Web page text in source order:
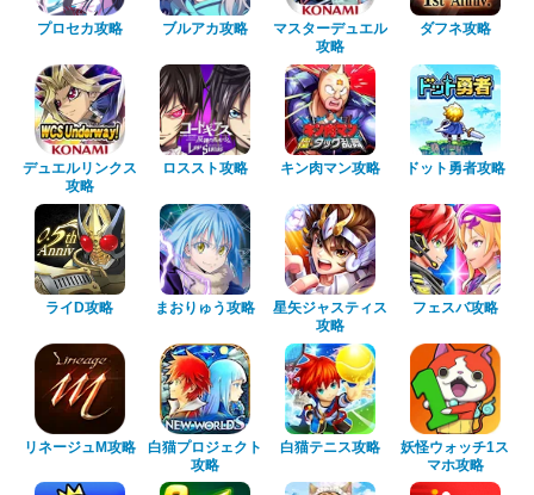
プロセカ攻略 ブルアカ攻略
マスターデュエル
攻略
ダフネ攻略
デュエルリンクス
攻略
ロススト攻略 キン肉マン攻略 ドット勇者攻略
ライD攻略 まおりゅう攻略
星矢ジャスティス
攻略
フェスバ攻略
リネージュM攻略
白猫プロジェクト
攻略
白猫テニス攻略
妖怪ウォッチ1ス
マホ攻略